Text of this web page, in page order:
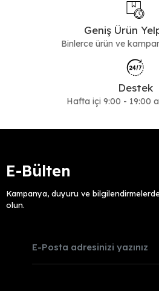
Geniş Ürün
Binlerce ürün ve
Destek
Hafta içi 9:00 - 19:00
E-Bülten
Kampanya, duyuru ve
olun.